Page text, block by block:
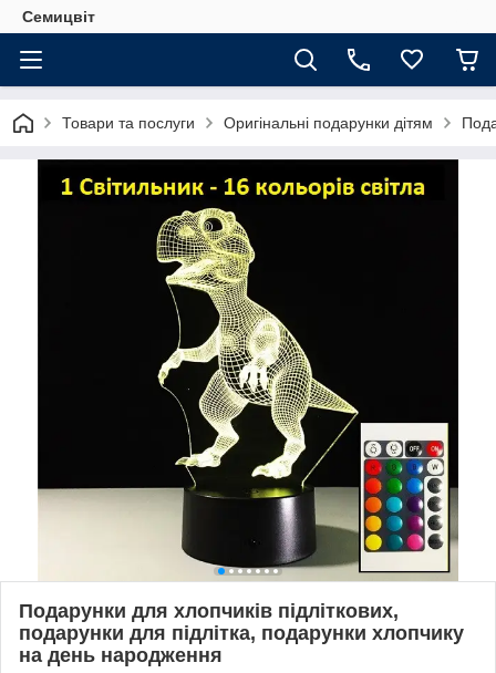
Семицвіт
Товари та послуги Оригінальні подарунки дітям
Подарунки для хлопчиків підліткових,
подарунки для підлітка, подарунки хлопчику
на день народження